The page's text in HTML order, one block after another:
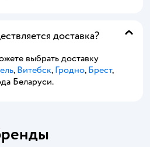
доставка?
выбрать доставку
, Витебск, Гродно, Брест,
Беларуси.